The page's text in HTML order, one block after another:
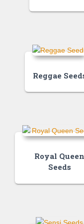
Reggae
Royal Queen
Seeds